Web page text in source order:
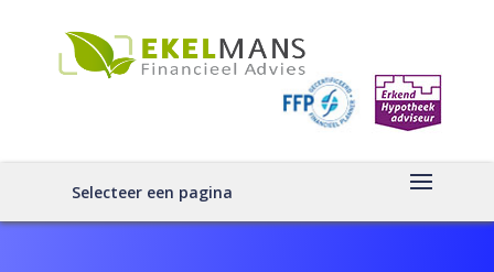
Selecteer een pagina